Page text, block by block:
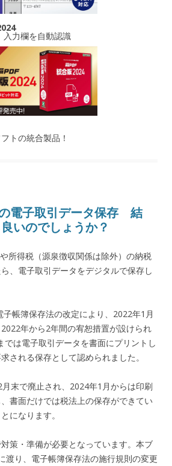
入力欄を自動認識
トの統合製品！
電子取引データ保存 結
いのでしょうか？
所得税（源泉徴収関係は除外）の納税
、電子取引データをデジタルで保存し
帳簿保存法の改定により、2022年1月
年から2年間の宥恕措置が設けられ
では電子取引データを書面にプリントし
される保存として認められました。
末で廃止され、2024年1月からは印刷
書面だけでは税法上の保存ができてい
になります。
策・準備が必要となっています。本ブ
渡り、電子帳簿保存法の施行規則の変更